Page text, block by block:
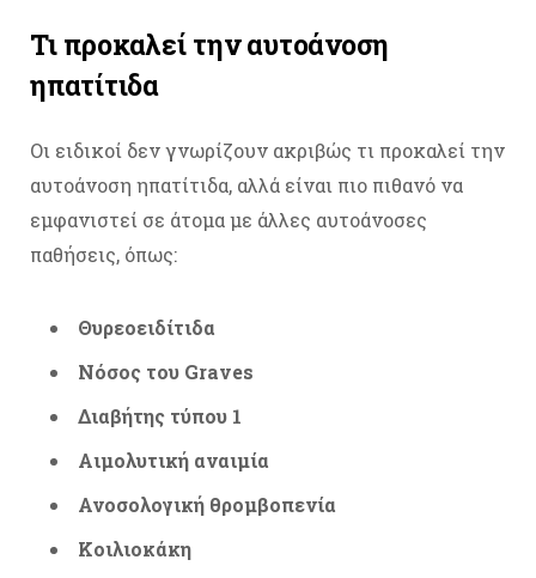
Τι προκαλεί την αυτοάνοση
ηπατίτιδα
Οι ειδικοί δεν γνωρίζουν ακριβώς τι προκαλεί την
αυτοάνοση ηπατίτιδα, αλλά είναι πιο πιθανό να
εμφανιστεί σε άτομα με άλλες αυτοάνοσες
παθήσεις, όπως:
Θυρεοειδίτιδα
Νόσος του Graves
Διαβήτης τύπου 1
Αιμολυτική αναιμία
Ανοσολογική θρομβοπενία
Κοιλιοκάκη